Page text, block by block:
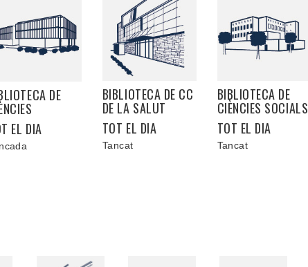
DE
EL DIA
BIBLIOTECA DE CC
DE LA SALUT
TOT EL DIA
Tancat
BIBLIOTECA DE
CIÈNCIES SOCIALS
TOT EL DIA
Tancat